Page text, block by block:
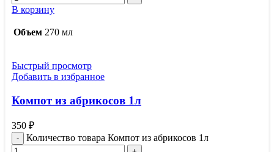
В корзину
Объем 270 мл
Быстрый просмотр
Добавить в избранное
Компот из абрикосов 1л
350 ₽
Количество товара Компот из абрикосов 1л